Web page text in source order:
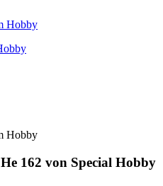
162 von Special Hobby